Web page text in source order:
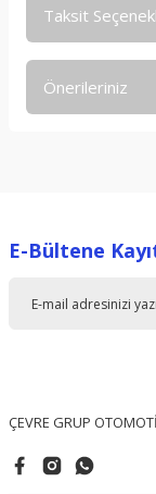
Taksit
Önerileriniz
Ürün resmi
E-Bültene
ÇEVRE GRUP